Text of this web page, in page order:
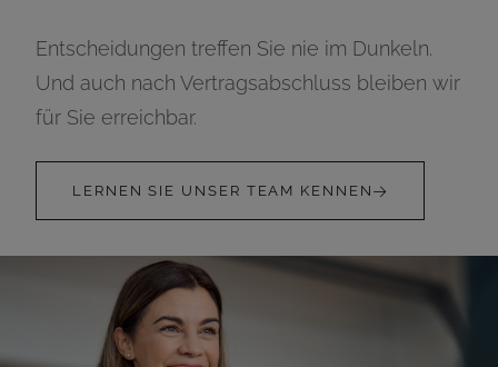
Entscheidungen treffen Sie nie im Dunkeln.
Und auch nach Vertragsabschluss bleiben wir
für Sie erreichbar.
LERNEN SIE UNSER TEAM KENNEN